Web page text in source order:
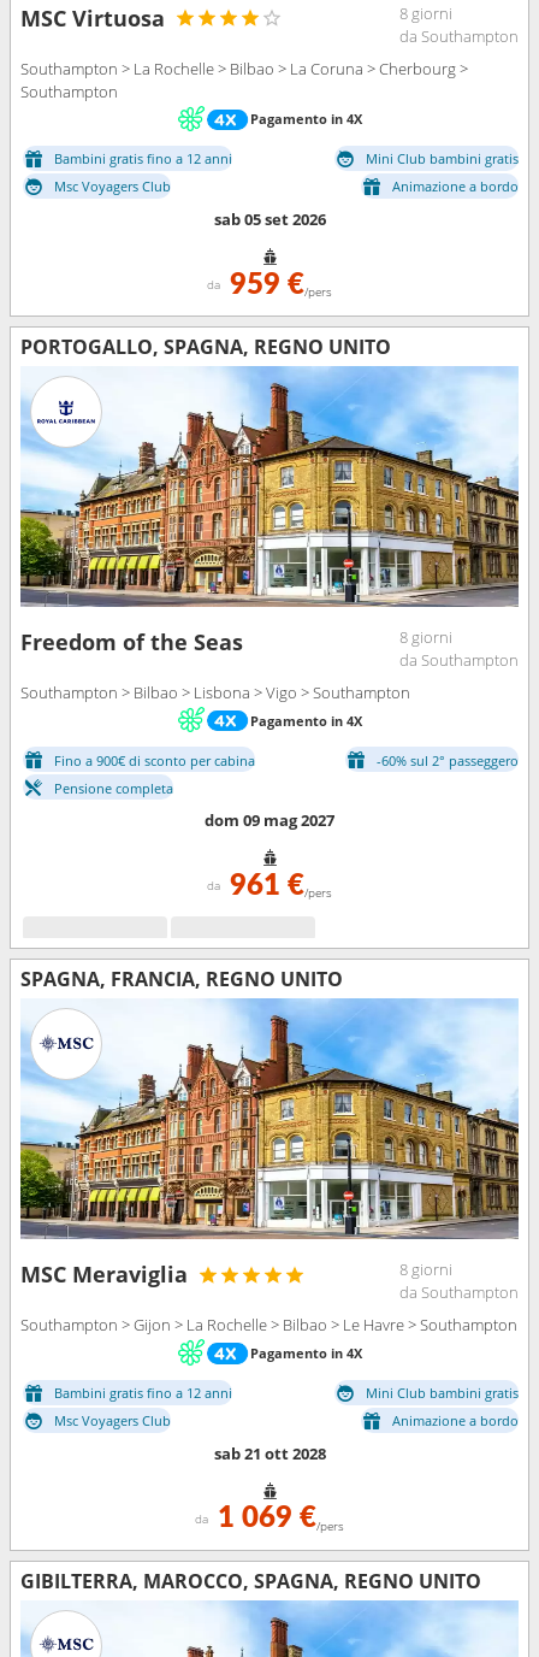
MSC Virtuosa
8 giorni
da Southampton
Southampton > La Rochelle > Bilbao > La Coruna > Cherbourg >
Southampton
Pagamento in 4X
Bambini gratis fino a 12 anni
Mini Club bambini gratis
Msc Voyagers Club
Animazione a bordo
sab 05 set 2026
da 959 €/pers
PORTOGALLO, SPAGNA, REGNO UNITO
Freedom of the Seas
8 giorni
da Southampton
Southampton > Bilbao > Lisbona > Vigo > Southampton
Pagamento in 4X
Fino a 900€ di sconto per cabina
-60% sul 2° passeggero
Pensione completa
dom 09 mag 2027
da 961 €/pers
SPAGNA, FRANCIA, REGNO UNITO
MSC Meraviglia
8 giorni
da Southampton
Southampton > Gijon > La Rochelle > Bilbao > Le Havre > Southampton
Pagamento in 4X
Bambini gratis fino a 12 anni
Mini Club bambini gratis
Msc Voyagers Club
Animazione a bordo
sab 21 ott 2028
da 1 069 €/pers
GIBILTERRA, MAROCCO, SPAGNA, REGNO UNITO